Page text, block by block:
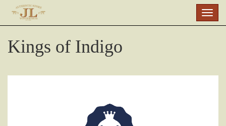
Skip
content
Kings of Indigo